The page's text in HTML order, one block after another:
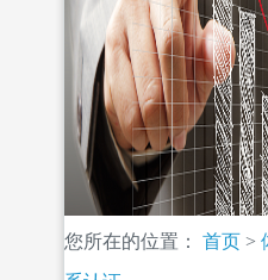
您所在的位置： 首页 >